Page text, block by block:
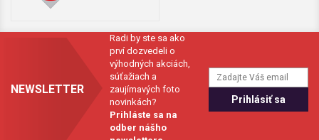
NEWSLETTER
Radi by ste sa ako
prví dozvedeli o
výhodných akciách,
súťažiach a
zaujímavých foto
novinkách?
Prihláste sa na
odber nášho